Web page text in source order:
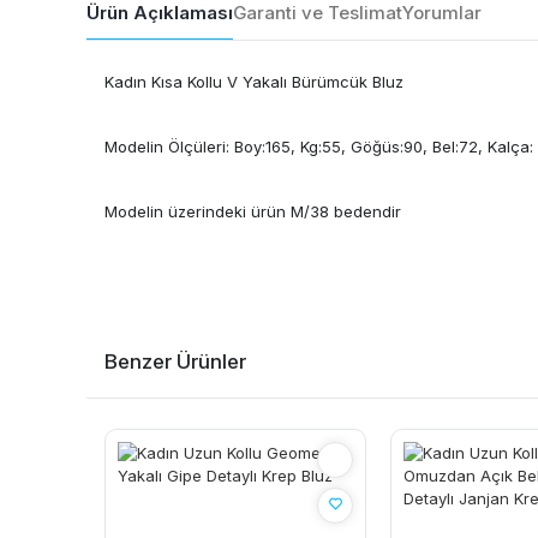
Ürün AçıklamasıGaranti ve TeslimatYorumlar
Kadın Kısa Kollu V Yakalı Bürümcük Bluz
Modelin Ölçüleri: Boy:165, Kg:55, Göğüs:90, Bel:72, Kalça:
Modelin üzerindeki ürün M/38 bedendir
Benzer Ürünler